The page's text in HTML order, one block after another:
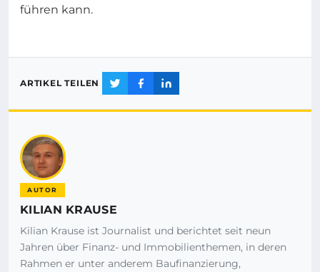
führen kann.
ARTIKEL TEILEN
AUTOR
KILIAN KRAUSE
Kilian Krause ist Journalist und berichtet seit neun
Jahren über Finanz- und Immobilienthemen, in deren
Rahmen er unter anderem Baufinanzierung,